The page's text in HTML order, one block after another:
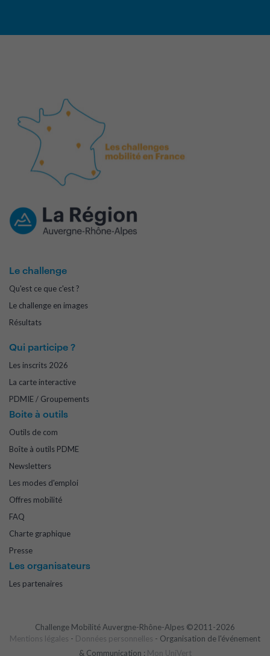
Le challenge
Qu'est ce que c'est ?
Le challenge en images
Résultats
Qui participe ?
Les inscrits 2026
La carte interactive
PDMIE / Groupements
Boite à outils
Outils de com
Boîte à outils PDME
Newsletters
Les modes d'emploi
Offres mobilité
FAQ
Charte graphique
Presse
Les organisateurs
Les partenaires
Challenge Mobilité Auvergne-Rhône-Alpes ©2011-2026
Mentions légales - Données personnelles - Organisation de l'événement
& Communication : Mon UniVert